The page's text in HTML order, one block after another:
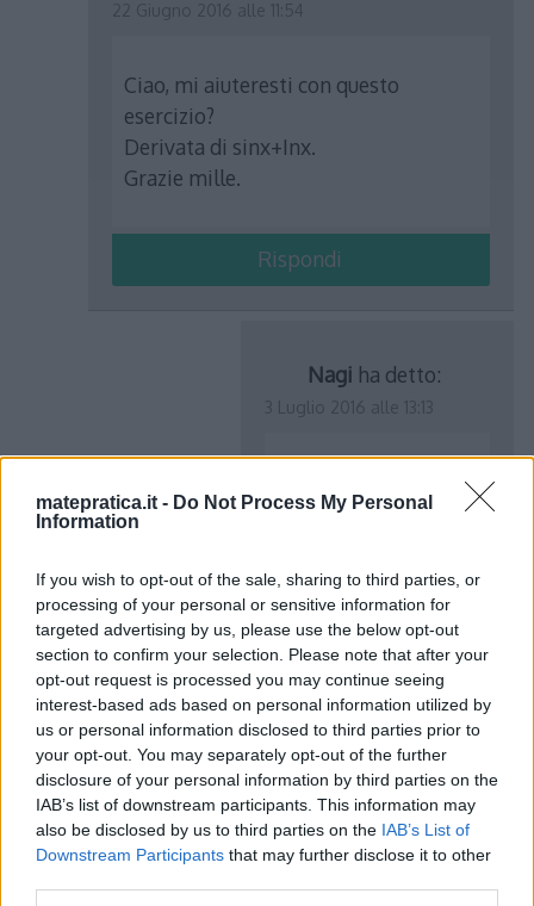
matepratica.it - Do Not Process My Personal
Information
If you wish to opt-out of the sale, sharing to third parties, or
processing of your personal or sensitive information for
targeted advertising by us, please use the below opt-out
section to confirm your selection. Please note that after your
opt-out request is processed you may continue seeing
interest-based ads based on personal information utilized by
us or personal information disclosed to third parties prior to
your opt-out. You may separately opt-out of the further
disclosure of your personal information by third parties on the
IAB’s list of downstream participants. This information may
also be disclosed by us to third parties on the IAB’s List of
Downstream Participants that may further disclose it to other
Ciao, mi aiuteresti con questo
esercizio?
Derivata di sinx+Inx.
Grazie mille.
Rispondi
Nagi ha detto:
3 Luglio 2016 alle 13:13
Ciro Santanielloha detto:
26 Gennaio 2014 alle 14:10
ragazzi come si calcola la derivata
2/rad(x^2-4) ?
Rispondi